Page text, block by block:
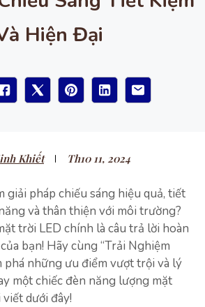
Hiện Đại
Khiết Th10 11, 2024
giải pháp chiếu sáng hiệu quả, tiết
và thân thiện với môi trường?
trời LED chính là câu trả lời hoàn
bạn! Hãy cùng “Trải Nghiệm
phá những ưu điểm vượt trội và lý
một chiếc đèn năng lượng mặt
dưới đây!